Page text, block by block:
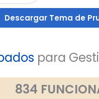
Descargar Tema de
para
834